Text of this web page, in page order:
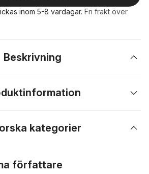
inom 5-8 vardagar. Fri frakt över
Beskrivning
kategorier
författare